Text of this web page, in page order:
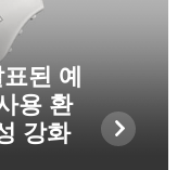
된 예
용 환
강화